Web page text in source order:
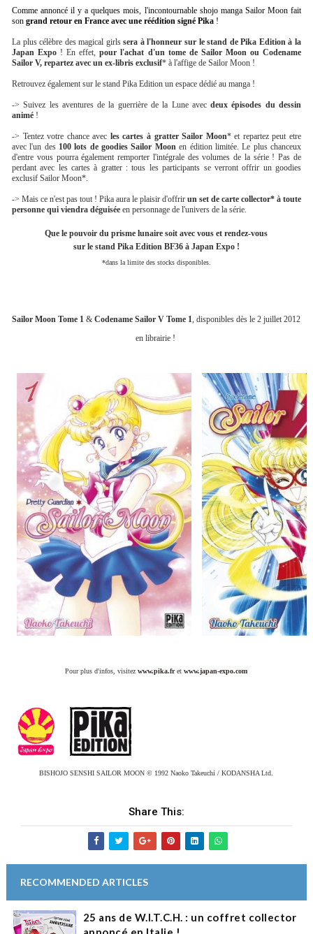
Comme annoncé il y a quelques mois, l'incontournable shojo manga Sailor Moon fait
son grand retour en France avec une réédition signé Pika!
La plus célèbre des magical girlssera à l'honneur sur le stand de Pika Edition à la
Japan Expo ! En effet,pour l'achat d'un tome de Sailor Moon ou Codename
Sailor V, repartez avec un ex-libris exclusif* à l'affige de Sailor Moon !
Retrouvez également sur le stand Pika Edition un espace dédié au manga !
-> Suivez les aventures de la guerrière de la Lune avecdeux épisodes du dessin
animé!
-> Tentez votre chance avec les cartes à gratter Sailor Moon* et repartez peut etre
avec l'un des 100 lots de goodies Sailor Moonen édition limitée. Le plus chanceux
d'entre vous pourra également remporter l'intégrale des volumes de la série ! Pas de
perdant avec les cartes à gratter : tous les participants se verront offrir un goodies
exclusif Sailor Moon*.
-> Mais ce n'est pas tout ! Pika aura le plaisir d'offrirun set de carte collector* à toute
personne qui viendra déguiséeen personnage de l'univers de la série.
Que le pouvoir du prisme lunaire soit avec vous et rendez-vous
sur le stand Pika Edition BF36 à Japan Expo !
*dans la limite des stocks disponibles.
Sailor Moon Tome 1 &Codename Sailor V Tome 1, disponibles dès le 2 juillet 2012
en librairie !
Pour plus d'infos, visitezwww.pika.fr et www.japan-expo.com
BISHOJO SENSHI SAILOR MOON © 1992 Naoko Takeuchi / KODANSHA Ltd.
Share This:
RECOMMENDED ARTICLES
25 ans de W.I.T.C.H. : un coffret collector